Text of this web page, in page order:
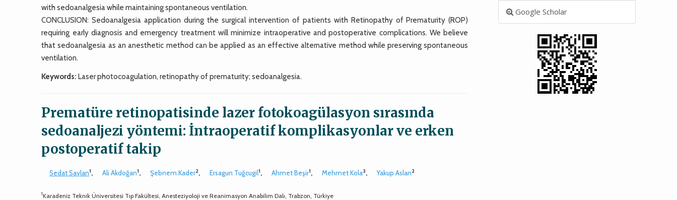
with sedoanalgesia while maintaining spontaneous ventilation.
CONCLUSION: Sedoanalgesia application during the surgical intervention of patients with Retinopathy of Prematurity (ROP)
requiring early diagnosis and emergency treatment will minimize intraoperative and postoperative complications. We believe
that sedoanalgesia as an anesthetic method can be applied as an effective alternative method while preserving spontaneous
ventilation.
Keywords: Laser photocoagulation, retinopathy of prematurity; sedoanalgesia.
Prematüre retinopatisinde lazer fotokoagülasyon sırasında
sedoanaljezi yöntemi: İntraoperatif komplikasyonlar ve erken
postoperatif takip
Sedat Saylan1, Ali Akdoğan1, Şebnem Kader2, Ersagun Tuğcugil1, Ahmet Beşir1, Mehmet Kola3, Yakup Aslan2
1Karadeniz Teknik Üniversitesi Tıp Fakültesi, Anesteziyoloji ve Reanimasyon Anabilim Dalı, Trabzon, Türkiye
Google Scholar